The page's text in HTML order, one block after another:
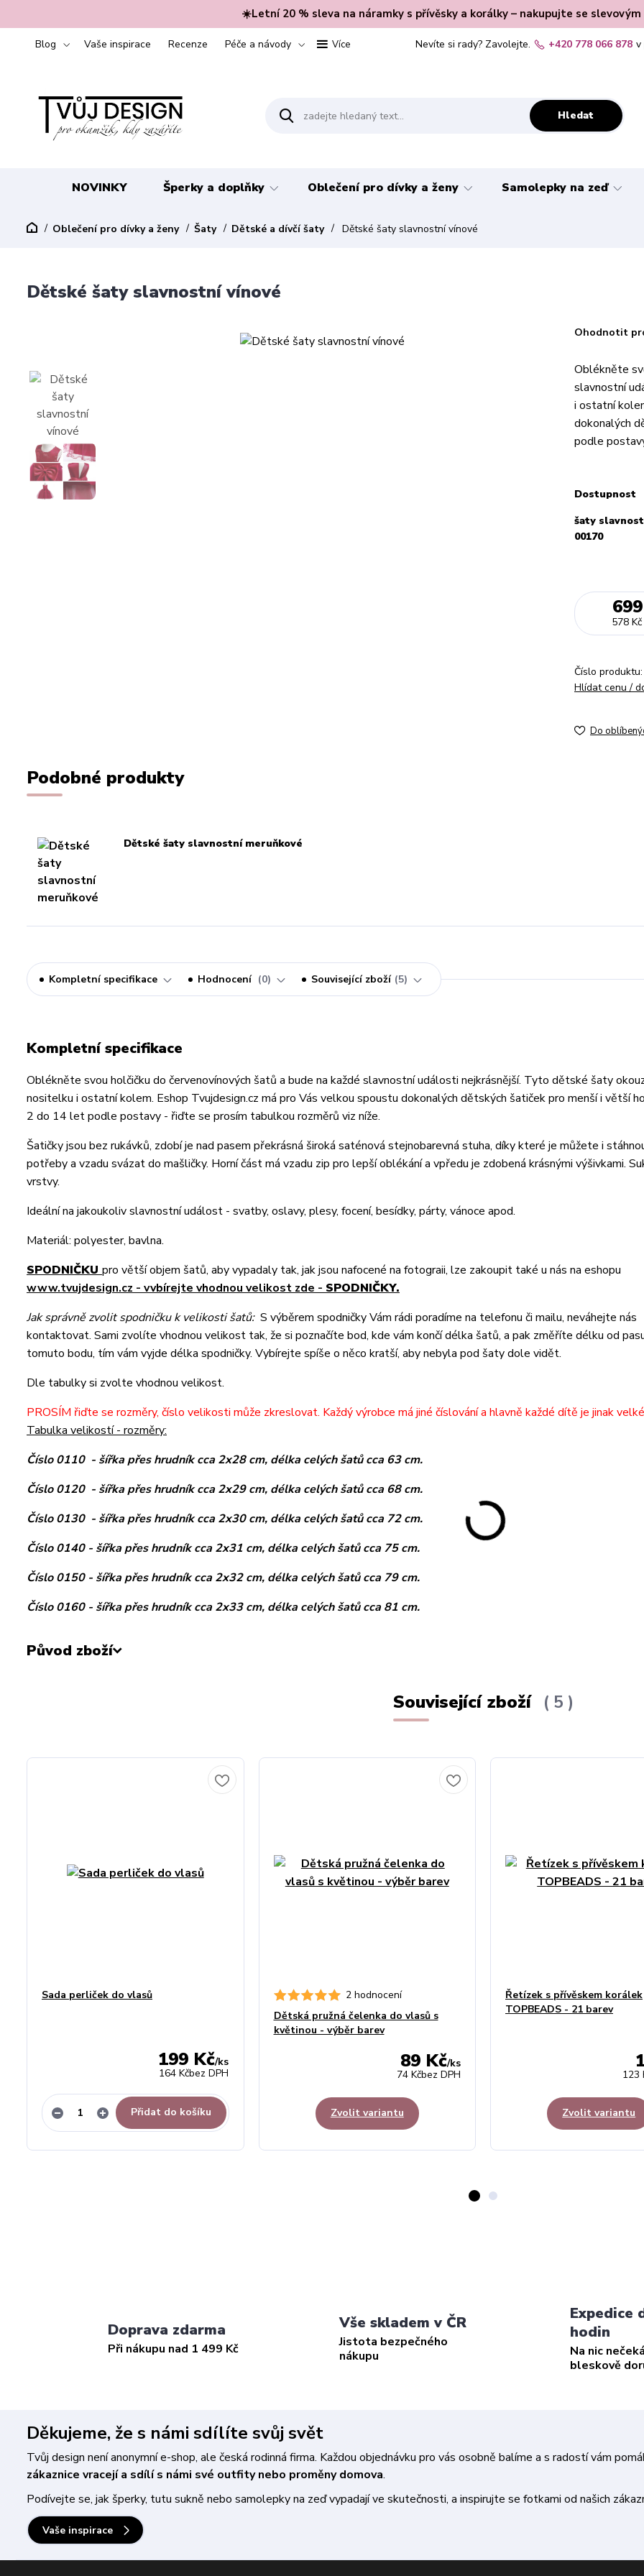
☀️Letní 20 % sleva na náramky s přívěsky a korálky – nakupujte se
Blog Vaše inspirace Recenze Péče a návody Více
Hledat
Nevíte si rady? Zavolejte. +420 778 066 878 v
NOVINKY Šperky a doplňky Oblečení pro dívky a ženy Samolepky na zeď
Oblečení pro dívky a ženy Šaty Dětské a dívčí šaty Dětské šaty slavnostní vínové
Dětské šaty slavnostní vínové
Ohodnotit
Oblékněte
slavnostní
i ostatní
dokonalých
podle
Dostupnost
šaty
00170
578 Kč
Číslo produktu:
Hlídat cenu /
Do
Podobné produkty
Dětské šaty slavnostní meruňkové
Kompletní specifikace Hodnocení 0 Související zboží 5
Kompletní specifikace
Oblékněte svou holčičku do červenovínových šatů a bude na každé slavnostní události nejkrásnější. Tyto dětské šaty
nositelku i ostatní kolem. Eshop Tvujdesign.cz má pro Vás velkou spoustu dokonalých dětských šatiček pro menší i větší
2 do 14 let podle postavy - řiďte se prosím tabulkou rozměrů viz níže.
Šatičky jsou bez rukávků, zdobí je nad pasem překrásná široká saténová stejnobarevná stuha, díky které je můžete i
potřeby a vzadu svázat do mašličky. Horní část má vzadu zip pro lepší oblékání a vpředu je zdobená krásnými výšivkami.
vrstvy.
Ideální na jakoukoliv slavnostní událost - svatby, oslavy, plesy, focení, besídky, párty, vánoce apod.
Materiál: polyester, bavlna.
SPODNIČKU pro větší objem šatů, aby vypadaly tak, jak jsou nafocené na fotograii, lze zakoupit také u nás na eshopu
www.tvujdesign.cz - vvbírejte vhodnou velikost zde - SPODNIČKY.
Jak správně zvolit spodničku k velikosti šatů: S výběrem spodničky Vám rádi poradíme na telefonu či mailu, neváhejte nás
kontaktovat. Sami zvolíte vhodnou velikost tak, že si poznačíte bod, kde vám končí délka šatů, a pak změříte délku od
tomuto bodu, tím vám vyjde délka spodničky. Vybírejte spíše o něco kratší, aby nebyla pod šaty dole vidět.
Dle tabulky si zvolte vhodnou velikost.
PROSÍM řiďte se rozměry, číslo velikosti může zkreslovat. Každý výrobce má jiné číslování a hlavně každé dítě je jinak
Tabulka velikostí - rozměry:
Číslo 0110 - šířka přes hrudník cca 2x28 cm, délka celých šatů cca 63 cm.
Číslo 0120 - šířka přes hrudník cca 2x29 cm, délka celých šatů cca 68 cm.
Číslo 0130 - šířka přes hrudník cca 2x30 cm, délka celých šatů cca 72 cm.
Číslo 0140 - šířka přes hrudník cca 2x31 cm, délka celých šatů cca 75 cm.
Číslo 0150 - šířka přes hrudník cca 2x32 cm, délka celých šatů cca 79 cm.
Číslo 0160 - šířka přes hrudník cca 2x33 cm, délka celých šatů cca 81 cm.
Původ zboží
Související zboží 5
Sada perliček do vlasů
199 Kč/ks
164 Kčbez DPH
Přidat do košíku
2 hodnocení
Dětská pružná čelenka do vlasů s
květinou - výběr barev
89 Kč/ks
74 Kčbez DPH
Zvolit variantu
Řetízek s přívěskem korálek
TOPBEADS - 21 barev
123
Zvolit variantu
Doprava zdarma
Při nákupu nad 1 499 Kč
Vše skladem v ČR
Jistota bezpečného
nákupu
Expedice
hodin
Na nic
bleskově
Děkujeme, že s námi sdílíte svůj svět
Tvůj design není anonymní e-shop, ale česká rodinná firma. Každou objednávku pro vás osobně balíme a s radostí vám
zákaznice vracejí a sdílí s námi své outfity nebo proměny domova.
Podívejte se, jak šperky, tutu sukně nebo samolepky na zeď vypadají ve skutečnosti, a inspirujte se fotkami od našich
Vaše inspirace